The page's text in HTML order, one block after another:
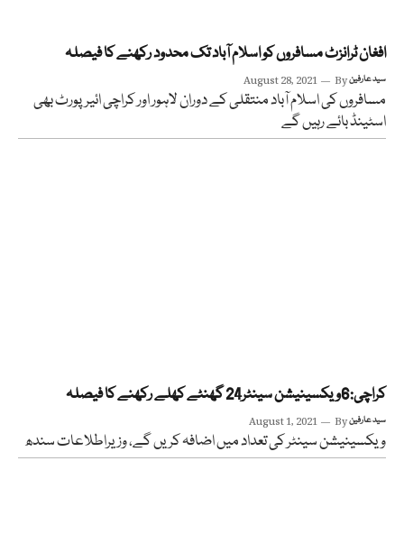
افغان ٹرانزٹ مسافروں کو اسلام آباد تک محدود رکھنے کا فیصلہ
August 28, 2021 Byسید عارفین
مسافروں کی اسلام آباد منتقلی کے دوران لاہور اور کراچی ائیرپورٹ بھی
اسٹینڈ بائے رہیں گے
کراچی:6ویکسینیشن سینٹر24 گھنٹے کھلے رکھنے کا فیصلہ
August 1, 2021 Byسید عارفین
ویکسینیشن سینٹر کی تعداد میں اضافہ کریں گے، وزیراطلاعات سندھ